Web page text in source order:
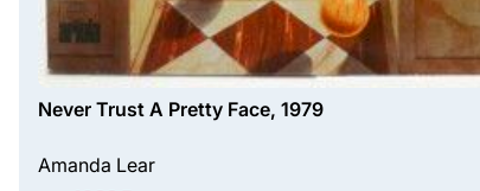
Never Trust A Pretty Face, 1979
Amanda Lear